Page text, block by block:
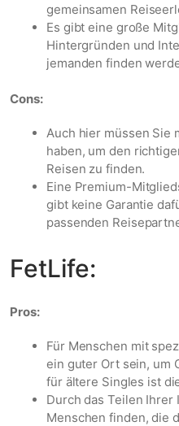
gemeinsamen
Es gibt eine große
Hintergründen und
jemanden finden
Cons:
Auch hier müssen Sie
haben, um den
Reisen zu finden.
Eine Premium-
gibt keine Garantie
passenden
FetLife:
Pros:
Für Menschen mit
ein guter Ort sein, um
für ältere Singles ist
Durch das Teilen
Menschen finden, die